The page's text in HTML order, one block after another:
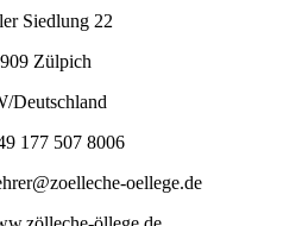
Siedlung 22
Zülpich
Deutschland
177 507 8006
oellege.de